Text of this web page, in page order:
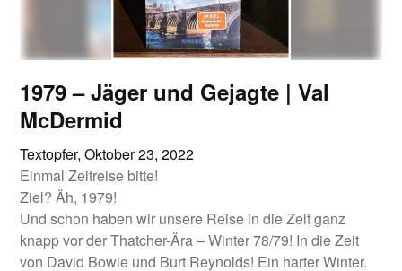
1979 – Jäger und Gejagte | Val
McDermid
Textopfer,Oktober 23, 2022
Einmal Zeitreise bitte!
Ziel? Äh, 1979!
Und schon haben wir unsere Reise in die Zeit ganz
knapp vor der Thatcher-Ära – Winter 78/79! In die Zeit
von David Bowie und Burt Reynolds! Ein harter Winter.